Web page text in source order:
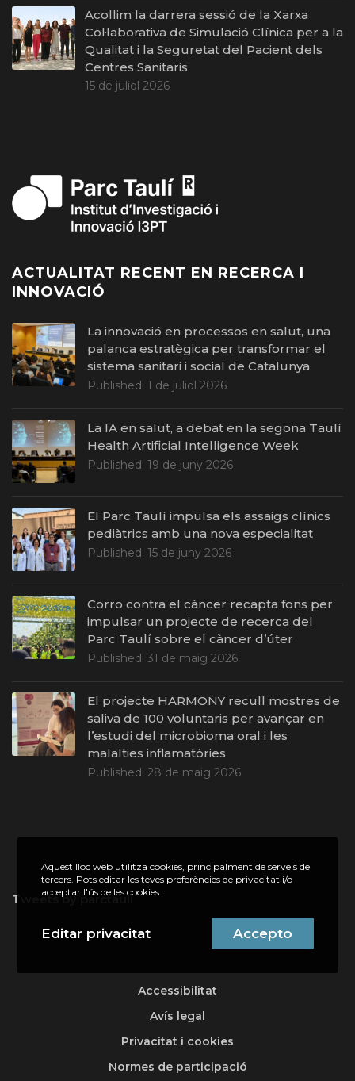
Acollim la darrera sessió de la Xarxa
Col·laborativa de Simulació Clínica per a la
Qualitat i la Seguretat del Pacient dels
Centres Sanitaris
15 de juliol 2026
ACTUALITAT RECENT EN RECERCA I
INNOVACIÓ
La innovació en processos en salut, una
palanca estratègica per transformar el
sistema sanitari i social de Catalunya
Published: 1 de juliol 2026
La IA en salut, a debat en la segona Taulí
Health Artificial Intelligence Week
Published: 19 de juny 2026
El Parc Taulí impulsa els assaigs clínics
pediàtrics amb una nova especialitat
Published: 15 de juny 2026
Corro contra el càncer recapta fons per
impulsar un projecte de recerca del
Parc Taulí sobre el càncer d’úter
Published: 31 de maig 2026
El projecte HARMONY recull mostres de
saliva de 100 voluntaris per avançar en
l’estudi del microbioma oral i les
malalties inflamatòries
Published: 28 de maig 2026
Tweets by parctauli
Accessibilitat
Avís legal
Privacitat i cookies
Normes de participació
Aquest lloc web utilitza cookies, principalment de serveis de
tercers. Pots editar les teves preferències de privacitat i/o
acceptar l'ús de les cookies.
Editar privacitat Accepto